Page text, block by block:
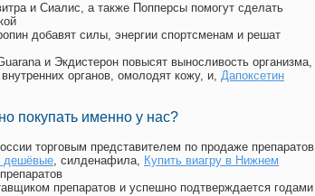
и Сиалис, а также Попперсы помогут сделать
добавят силы, энергии спортсменам и решат
и Экдистерон повысят выносливость организма,
органов, омолодят кожу, и, Дапоксетин
покупать именно у нас?
торговым представителем по продаже препаратов
дешёвые, силденафила, Купить виагру в Нижнем
препаратов и успешно подтверждается годами